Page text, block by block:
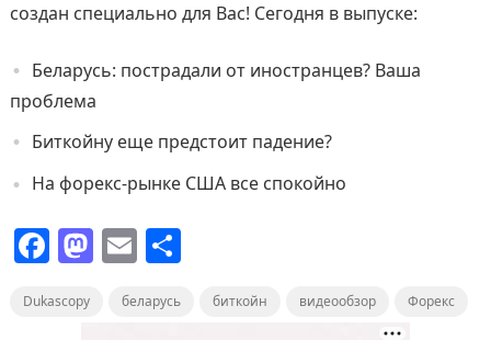
создан специально для Вас! Сегодня в выпуске:
Беларусь: пострадали от иностранцев? Ваша
проблема
Биткойну еще предстоит падение?
На форекс-рынке США все спокойно
F
c
M
st
E
ai
О
п
Dukascopy беларусь биткойн видеообзор Форекс